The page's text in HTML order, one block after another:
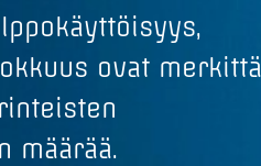
ovat
määrää.